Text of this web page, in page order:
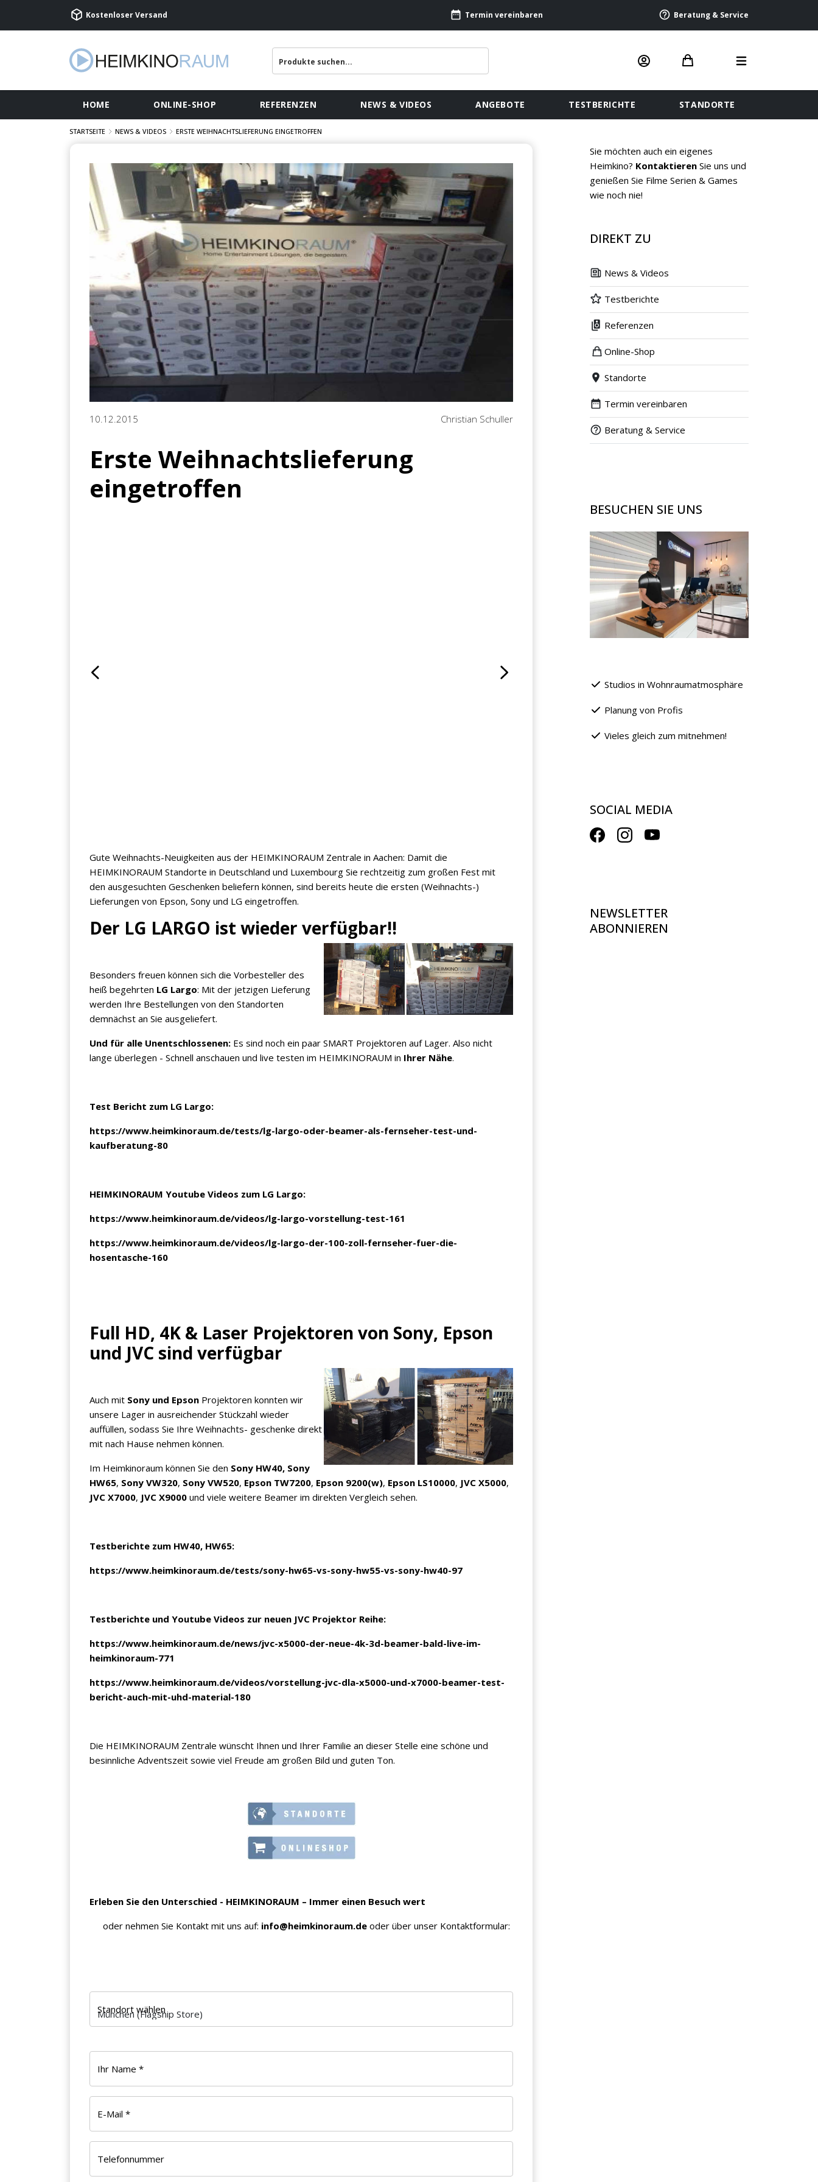
Kostenloser Versand Termin vereinbaren Beratung & Service
HOME ONLINE-SHOP REFERENZEN NEWS & VIDEOS ANGEBOTE TESTBERICHTE STANDORTE
STARTSEITE NEWS & VIDEOS ERSTE WEIHNACHTSLIEFERUNG EINGETROFFEN
10.12.2015 Christian Schuller
Erste Weihnachtslieferung
eingetroffen
Gute Weihnachts-Neuigkeiten aus der HEIMKINORAUM Zentrale in Aachen: Damit die
HEIMKINORAUM Standorte in Deutschland und Luxembourg Sie rechtzeitig zum großen Fest mit
den ausgesuchten Geschenken beliefern können, sind bereits heute die ersten (Weihnachts-)
Lieferungen von Epson, Sony und LG eingetroffen.
Der LG LARGO ist wieder verfügbar!!
Besonders freuen können sich die Vorbesteller des
heiß begehrten LG Largo: Mit der jetzigen Lieferung
werden Ihre Bestellungen von den Standorten
demnächst an Sie ausgeliefert.
Und für alle Unentschlossenen: Es sind noch ein paar SMART Projektoren auf Lager. Also nicht
lange überlegen - Schnell anschauen und live testen im HEIMKINORAUM in Ihrer Nähe.
Test Bericht zum LG Largo:
https://www.heimkinoraum.de/tests/lg-largo-oder-beamer-als-fernseher-test-und-
kaufberatung-80
HEIMKINORAUM Youtube Videos zum LG Largo:
https://www.heimkinoraum.de/videos/lg-largo-vorstellung-test-161
https://www.heimkinoraum.de/videos/lg-largo-der-100-zoll-fernseher-fuer-die-
hosentasche-160
Full HD, 4K & Laser Projektoren von Sony, Epson
und JVC sind verfügbar
Auch mit Sony und Epson Projektoren konnten wir
unsere Lager in ausreichender Stückzahl wieder
auffüllen, sodass Sie Ihre Weihnachts- geschenke direkt
mit nach Hause nehmen können.
Im Heimkinoraum können Sie den Sony HW40, Sony
HW65, Sony VW320, Sony VW520, Epson TW7200, Epson 9200(w), Epson LS10000, JVC X5000,
JVC X7000, JVC X9000 und viele weitere Beamer im direkten Vergleich sehen.
Testberichte zum HW40, HW65:
https://www.heimkinoraum.de/tests/sony-hw65-vs-sony-hw55-vs-sony-hw40-97
Testberichte und Youtube Videos zur neuen JVC Projektor Reihe:
https://www.heimkinoraum.de/news/jvc-x5000-der-neue-4k-3d-beamer-bald-live-im-
heimkinoraum-771
https://www.heimkinoraum.de/videos/vorstellung-jvc-dla-x5000-und-x7000-beamer-test-
bericht-auch-mit-uhd-material-180
Die HEIMKINORAUM Zentrale wünscht Ihnen und Ihrer Familie an dieser Stelle eine schöne und
besinnliche Adventszeit sowie viel Freude am großen Bild und guten Ton.
Erleben Sie den Unterschied - HEIMKINORAUM – Immer einen Besuch wert
oder nehmen Sie Kontakt mit uns auf: info@heimkinoraum.deoder über unser Kontaktformular:
Standort wählen
Ihr Name *
E-Mail *
Telefonnummer
Sie möchten auch ein eigenes
Heimkino? Kontaktieren Sie uns und
genießen Sie Filme Serien & Games
wie noch nie!
DIREKT ZU
News & Videos
Testberichte
Referenzen
Online-Shop
Standorte
Termin vereinbaren
Beratung & Service
BESUCHEN SIE UNS
Studios in Wohnraumatmosphäre
Planung von Profis
Vieles gleich zum mitnehmen!
SOCIAL MEDIA
NEWSLETTER
ABONNIEREN
×
KEINE ANGEBOTE
VERPASSEN
Mit der Anmeldung akzeptieren Sie unsere
Datenschutzerklärung. Sie können sich
jederzeit wieder abmelden.